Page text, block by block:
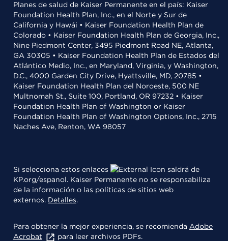
Planes de salud de Kaiser Permanente en el país: Kaiser
Foundation Health Plan, Inc., en el Norte y Sur de
California y Hawái • Kaiser Foundation Health Plan de
Colorado • Kaiser Foundation Health Plan de Georgia, Inc.,
Nine Piedmont Center, 3495 Piedmont Road NE, Atlanta,
GA 30305 • Kaiser Foundation Health Plan de Estados del
Atlántico Medio, Inc., en Maryland, Virginia, y Washington,
D.C., 4000 Garden City Drive, Hyattsville, MD, 20785 •
Kaiser Foundation Health Plan del Noroeste, 500 NE
Multnomah St., Suite 100, Portland, OR 97232 • Kaiser
Foundation Health Plan of Washington or Kaiser
Foundation Health Plan of Washington Options, Inc., 2715
Naches Ave, Renton, WA 98057
Si selecciona estos enlaces
saldrá de
KP.org/espanol. Kaiser Permanente no se responsabiliza
de la información o las políticas de sitios web
externos. Detalles.
Para obtener la mejor experiencia, se recomienda Adobe
Acrobat
para leer archivos PDFs.